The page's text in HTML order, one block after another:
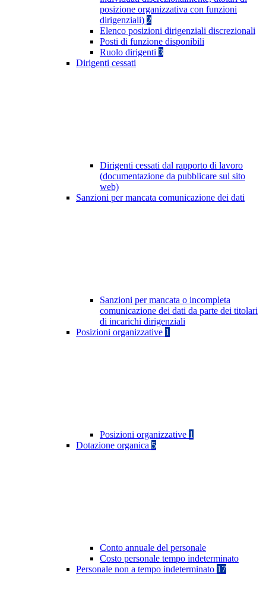
posizione organizzativa con funzioni
dirigenziali) 2
Elenco posizioni dirigenziali discrezionali
Posti di funzione disponibili
Ruolo dirigenti 3
Dirigenti cessati
Dirigenti cessati dal rapporto di lavoro
(documentazione da pubblicare sul sito
web)
Sanzioni per mancata comunicazione dei dati
Sanzioni per mancata o incompleta
comunicazione dei dati da parte dei titolari
di incarichi dirigenziali
Posizioni organizzative 1
Posizioni organizzative 1
Dotazione organica 5
Conto annuale del personale
Costo personale tempo indeterminato
Personale non a tempo indeterminato 17